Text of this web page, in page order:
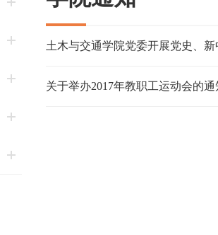
土木与交通学院党委开展党史、
关于举办2017年教职工运动会的通